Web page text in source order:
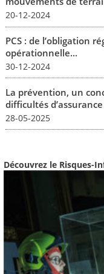
20-12-2024
PCS : de l’obligation
opérationnelle...
30-12-2024
La prévention, un
difficultés
28-05-2025
Découvrez le Risques-